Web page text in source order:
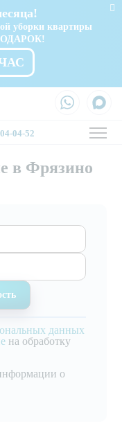
уборки квартиры
04-52
в Фрязино
данных
на обработку
о